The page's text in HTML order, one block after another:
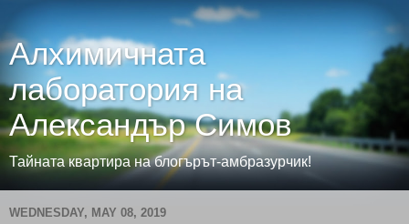
Алхимичната
лаборатория на
Александър Симов
Тайната квартира на блогърът-амбразурчик!
WEDNESDAY, MAY 08, 2019